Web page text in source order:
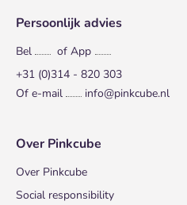
Persoonlijk advies
Bel
of App
+31 (0)314 - 820 303
Of e-mail
info@pinkcube.nl
Over Pinkcube
Over Pinkcube
Social responsibility